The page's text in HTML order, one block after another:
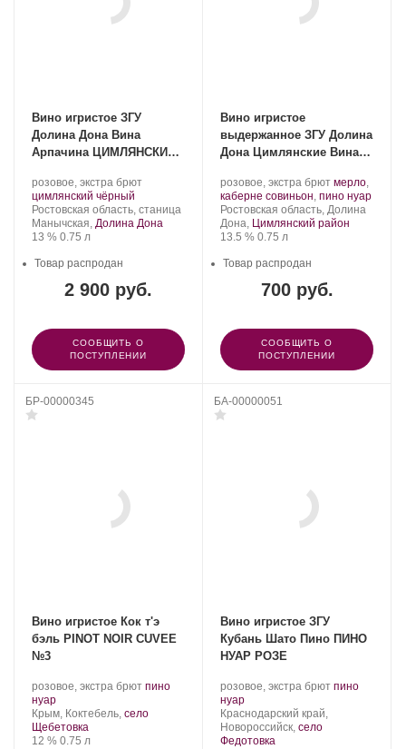
Вино игристое ЗГУ
Долина Дона Вина
Арпачина ЦИМЛЯНСКИЙ
Производитель:
Арпачина.
розовое, экстра брют.
винограда:
цимлянский чёрный
Регион:
Ростовская область, станица
Манычская, Долина Дона
Крепость
13 %. Объем
0.75 л
2 900 руб.
Товар распродан
СООБЩИТЬ О
ПОСТУПЛЕНИИ
Вино игристое
выдержанное ЗГУ Долина
Дона Цимлянские Вина
Производитель:
Цимлянские
Вина.
розовое, экстра брют .
Сорт
винограда:
мерло,
каберне совиньон, пино нуар.
Регион:
Ростовская область, Долина
Дона, Цимлянский район
Крепость
13.5 %. Объем
0.75 л
700 руб.
Товар распродан
СООБЩИТЬ О
ПОСТУПЛЕНИИ
БР-00000345
Вино игристое Кок т'э
бэль PINOT NOIR CUVEE
№3
Производитель:
Cock
t'est
belle.
розовое, экстра брют .
винограда:
пино
нуар.
Регион:
Крым, Коктебель, село
Щебетовка
Крепость
12 %. Объем
0.75 л
БА-00000051
Вино игристое ЗГУ
Кубань Шато Пино ПИНО
НУАР РОЗЕ
Производитель:
Шато
Пино.
розовое, экстра брют .пино
нуар.
Регион:
Краснодарский край,
Новороссийск, село
Федотовка